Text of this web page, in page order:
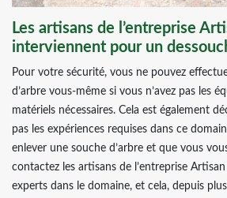
Les artisans de l’entreprise
interviennent pour un
Pour votre sécurité, vous ne pouvez
d’arbre vous-même si vous n’avez pas les
matériels nécessaires. Cela est également
pas les expériences requises dans ce
enlever une souche d’arbre et que vous
contactez les artisans de l’entreprise
experts dans le domaine, et cela, depuis